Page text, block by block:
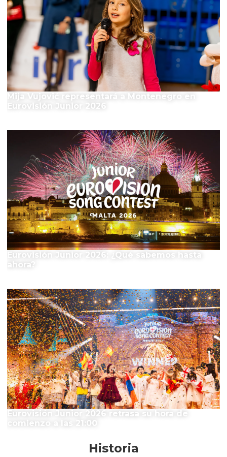
Mija Vujović representará a Montenegro en
Eurovisión Junior 2026
Eurovisión Junior 2026: ¿Qué sabemos hasta
ahora?
Eurovisión Junior 2026 retrasa su hora de
comienzo a las 21:00
Historia